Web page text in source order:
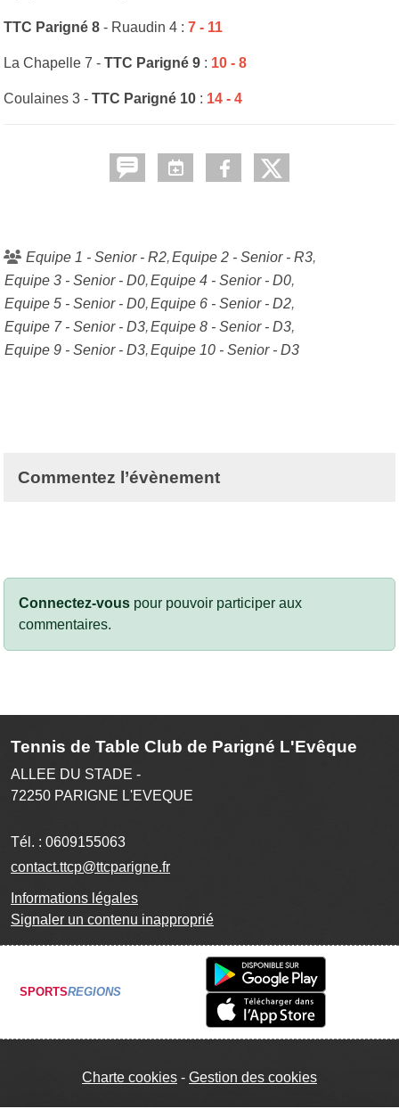
TTC Parigné 8 - Ruaudin 4 : 7 - 11
La Chapelle 7 - TTC Parigné 9 : 10 - 8
Coulaines 3 - TTC Parigné 10 : 14 - 4
Equipe 1 - Senior - R2 Equipe 2 - Senior - R3
Equipe 3 - Senior - D0 Equipe 4 - Senior - D0
Equipe 5 - Senior - D0 Equipe 6 - Senior - D2
Equipe 7 - Senior - D3 Equipe 8 - Senior - D3
Equipe 9 - Senior - D3 Equipe 10 - Senior - D3
Commentez l’évènement
Connectez-vous pour pouvoir participer aux
commentaires.
Tennis de Table Club de Parigné L'Evêque
ALLEE DU STADE -
72250 PARIGNE L'EVEQUE
Tél. : 0609155063
contact.ttcp@ttcparigne.fr
Informations légales
Signaler un contenu inapproprié
SPORTSREGIONS
Charte cookies Gestion des cookies